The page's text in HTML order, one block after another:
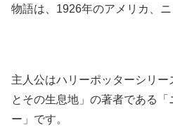
物語は、1926年のアメリカ、ニ
主人公はハリーポッターシリ
とその生息地」の著者である
ー」です。